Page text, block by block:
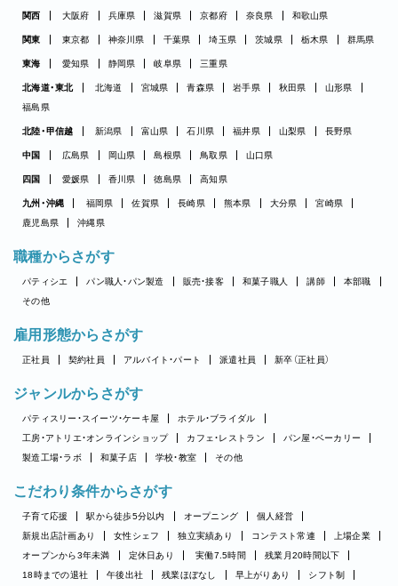
関西 大阪府 兵庫県 滋賀県 京都府 奈良県 和歌山県
関東 東京都 神奈川県 千葉県 埼玉県 茨城県 栃木県 群馬県
東海 愛知県 静岡県 岐阜県 三重県
北海道・東北 北海道 宮城県 青森県 岩手県 秋田県
山形県
福島県
北陸・甲信越 新潟県 富山県 石川県 福井県 山梨県 長野県
中国 広島県 岡山県 島根県 鳥取県 山口県
四国 愛媛県 香川県 徳島県 高知県
九州・沖縄 福岡県 佐賀県 長崎県 熊本県 大分県
宮崎県
鹿児島県
沖縄県
職種からさがす
パティシエ パン職人・パン製造 販売・接客 和菓子職人 講師
本部職
その他
雇用形態からさがす
正社員 契約社員 アルバイト・パート 派遣社員 新卒（正社員）
ジャンルからさがす
パティスリー・スイーツ・ケーキ屋
ホテル・ブライダル
工房・アトリエ・オンラインショップ
カフェ・レストラン
パン屋・ベーカリー
製造工場・ラボ
和菓子店 学校・教室 その他
こだわり条件からさがす
子育て応援 駅から徒歩5分以内 オープニング
個人経営
新規出店計画あり
女性シェフ 独立実績あり コンテスト常連
上場企業
オープンから3年未満
定休日あり 実働7.5時間
残業月20時間以下
18時までの退社
午後出社 残業ほぼなし 早上がりあり
シフト制